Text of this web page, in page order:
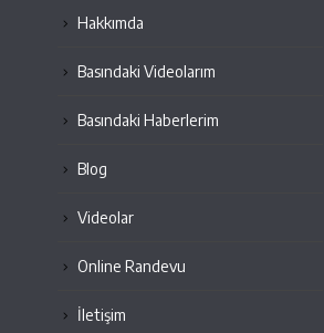
Hakkımda
Basındaki Videolarım
Basındaki Haberlerim
Blog
Videolar
Online Randevu
İletişim